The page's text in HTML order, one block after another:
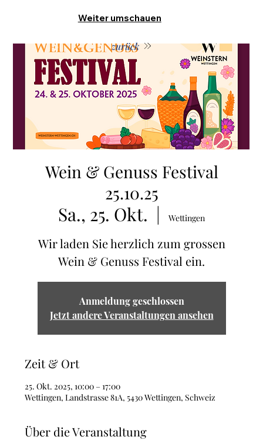
Weiter umschauen
Wein & Genuss Festival
25.10.25
Sa., 25. Okt.
  |
Wettingen
Wir laden Sie herzlich zum grossen
Wein & Genuss Festival ein.
Anmeldung geschlossen
Jetzt andere Veranstaltungen ansehen
Zeit & Ort
25. Okt. 2025, 10:00 – 17:00
Wettingen, Landstrasse 81A, 5430 Wettingen, Schweiz
Über die Veranstaltung
zurück